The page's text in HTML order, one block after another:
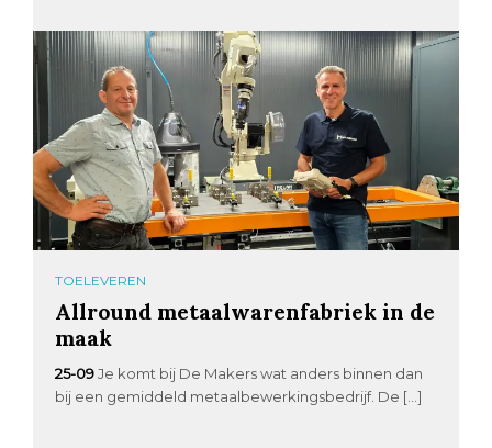
TOELEVEREN
Allround metaalwarenfabriek in de
maak
25-09 Je komt bij De Makers wat anders binnen dan
bij een gemiddeld metaalbewerkingsbedrijf. De […]